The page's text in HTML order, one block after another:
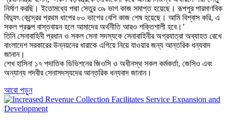
নির্মাণ করছি। ইতোমধ্যে পদ্মা সেতুর ৩৯ ভাগ কাজ সমাপ্ত হয়েছে। রূপপুর পারমাণবিক
বিদ্যুৎ কেন্দ্রের প্রথম ধাপের ৮০ ভাগের বেশি কাজ শেষ হয়েছে। আমি বিশ্বাস করি, এ
সকল প্রকল্প বাস্তবায়ন হলে আমাদের অর্থনীতি আরও শক্তিশালী হবে।’
তিনি সেনাবাহিনী প্রধান ও সকল সেনা সদস্যকে সেনাবাহিনীর অগ্রযাত্রা অব্যাহত রেখে
বাংলাদেশ সরকারের উন্নয়নের ধারাকে এগিয়ে নিয়ে যাওয়ার জন্য আন্তরিক ধন্যবাদ
জানান।
শেখ হাসিনা ১৭ পদাতিক ডিভিশনের জিওসি ও অধীনস্থ সকল কর্মকর্তা, জেসিও এবং
অন্যান্য পদবীর সেনাসদস্যদের আন্তরিক ধন্যবাদ জানান।
আরো পড়ুন